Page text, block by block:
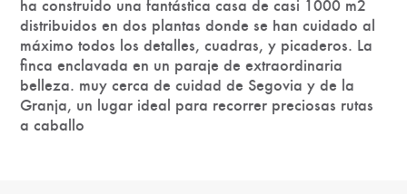
ha construido una fantástica casa de casi 1000 m2
distribuidos en dos plantas donde se han cuidado al
máximo todos los detalles, cuadras, y picaderos. La
finca enclavada en un paraje de extraordinaria
belleza. muy cerca de cuidad de Segovia y de la
Granja, un lugar ideal para recorrer preciosas rutas
a caballo